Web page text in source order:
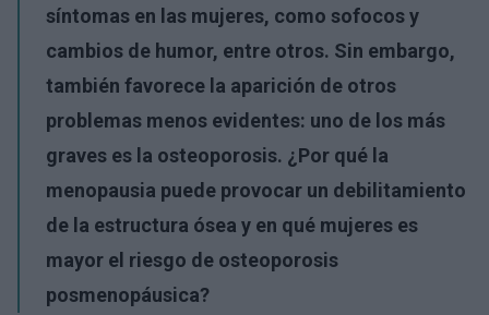
síntomas en las mujeres, como sofocos y
cambios de humor, entre otros. Sin embargo,
también favorece la aparición de otros
problemas menos evidentes: uno de los más
graves es la osteoporosis. ¿Por qué la
menopausia puede provocar un debilitamiento
de la estructura ósea y en qué mujeres es
mayor el riesgo de osteoporosis
posmenopáusica?